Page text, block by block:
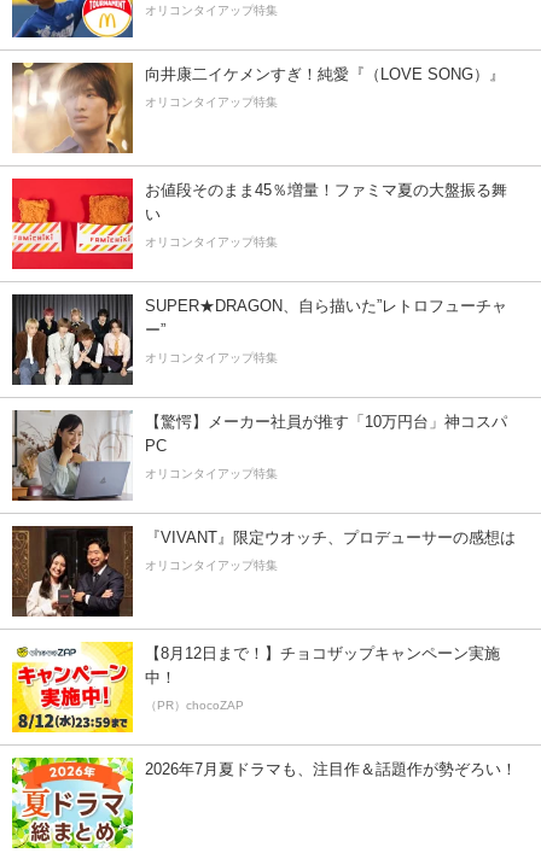
オリコンタイアップ特集
向井康二イケメンすぎ！純愛『（LOVE SONG）』
オリコンタイアップ特集
お値段そのまま45％増量！ファミマ夏の大盤振る舞
い
オリコンタイアップ特集
SUPER★DRAGON、自ら描いた”レトロフューチャ
ー”
オリコンタイアップ特集
【驚愕】メーカー社員が推す「10万円台」神コスパ
PC
オリコンタイアップ特集
『VIVANT』限定ウオッチ、プロデューサーの感想は
オリコンタイアップ特集
【8月12日まで！】チョコザップキャンペーン実施
中！
（PR）chocoZAP
2026年7月夏ドラマも、注目作＆話題作が勢ぞろい！